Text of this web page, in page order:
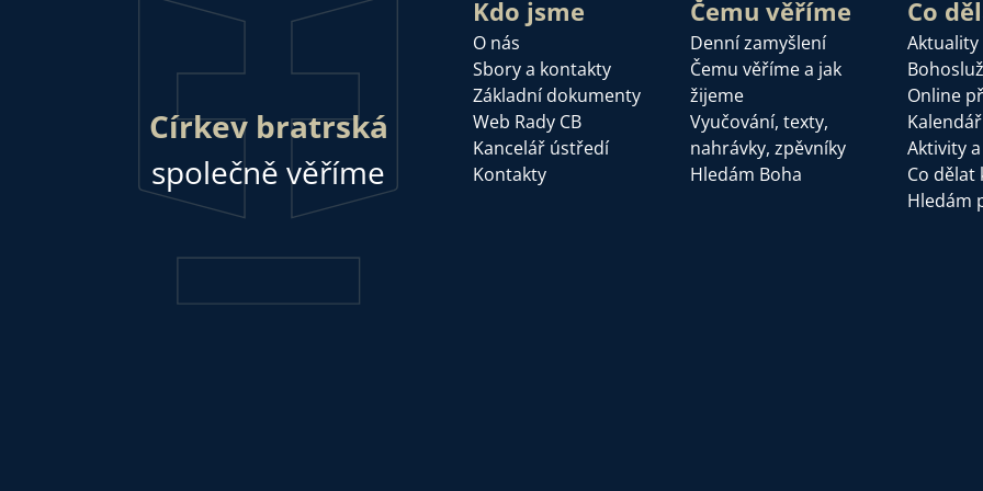
Církev bratrská
společně věříme
Kdo jsme
O nás
Sbory a kontakty
Základní dokumenty
Web Rady CB
Kancelář ústředí
Kontakty
Čemu věříme
Denní zamyšlení
Čemu věříme a jak
žijeme
Vyučování, texty,
nahrávky, zpěvníky
Hledám Boha
Co
Aktuality
Online
Aktivity
Co dělat
Hledám